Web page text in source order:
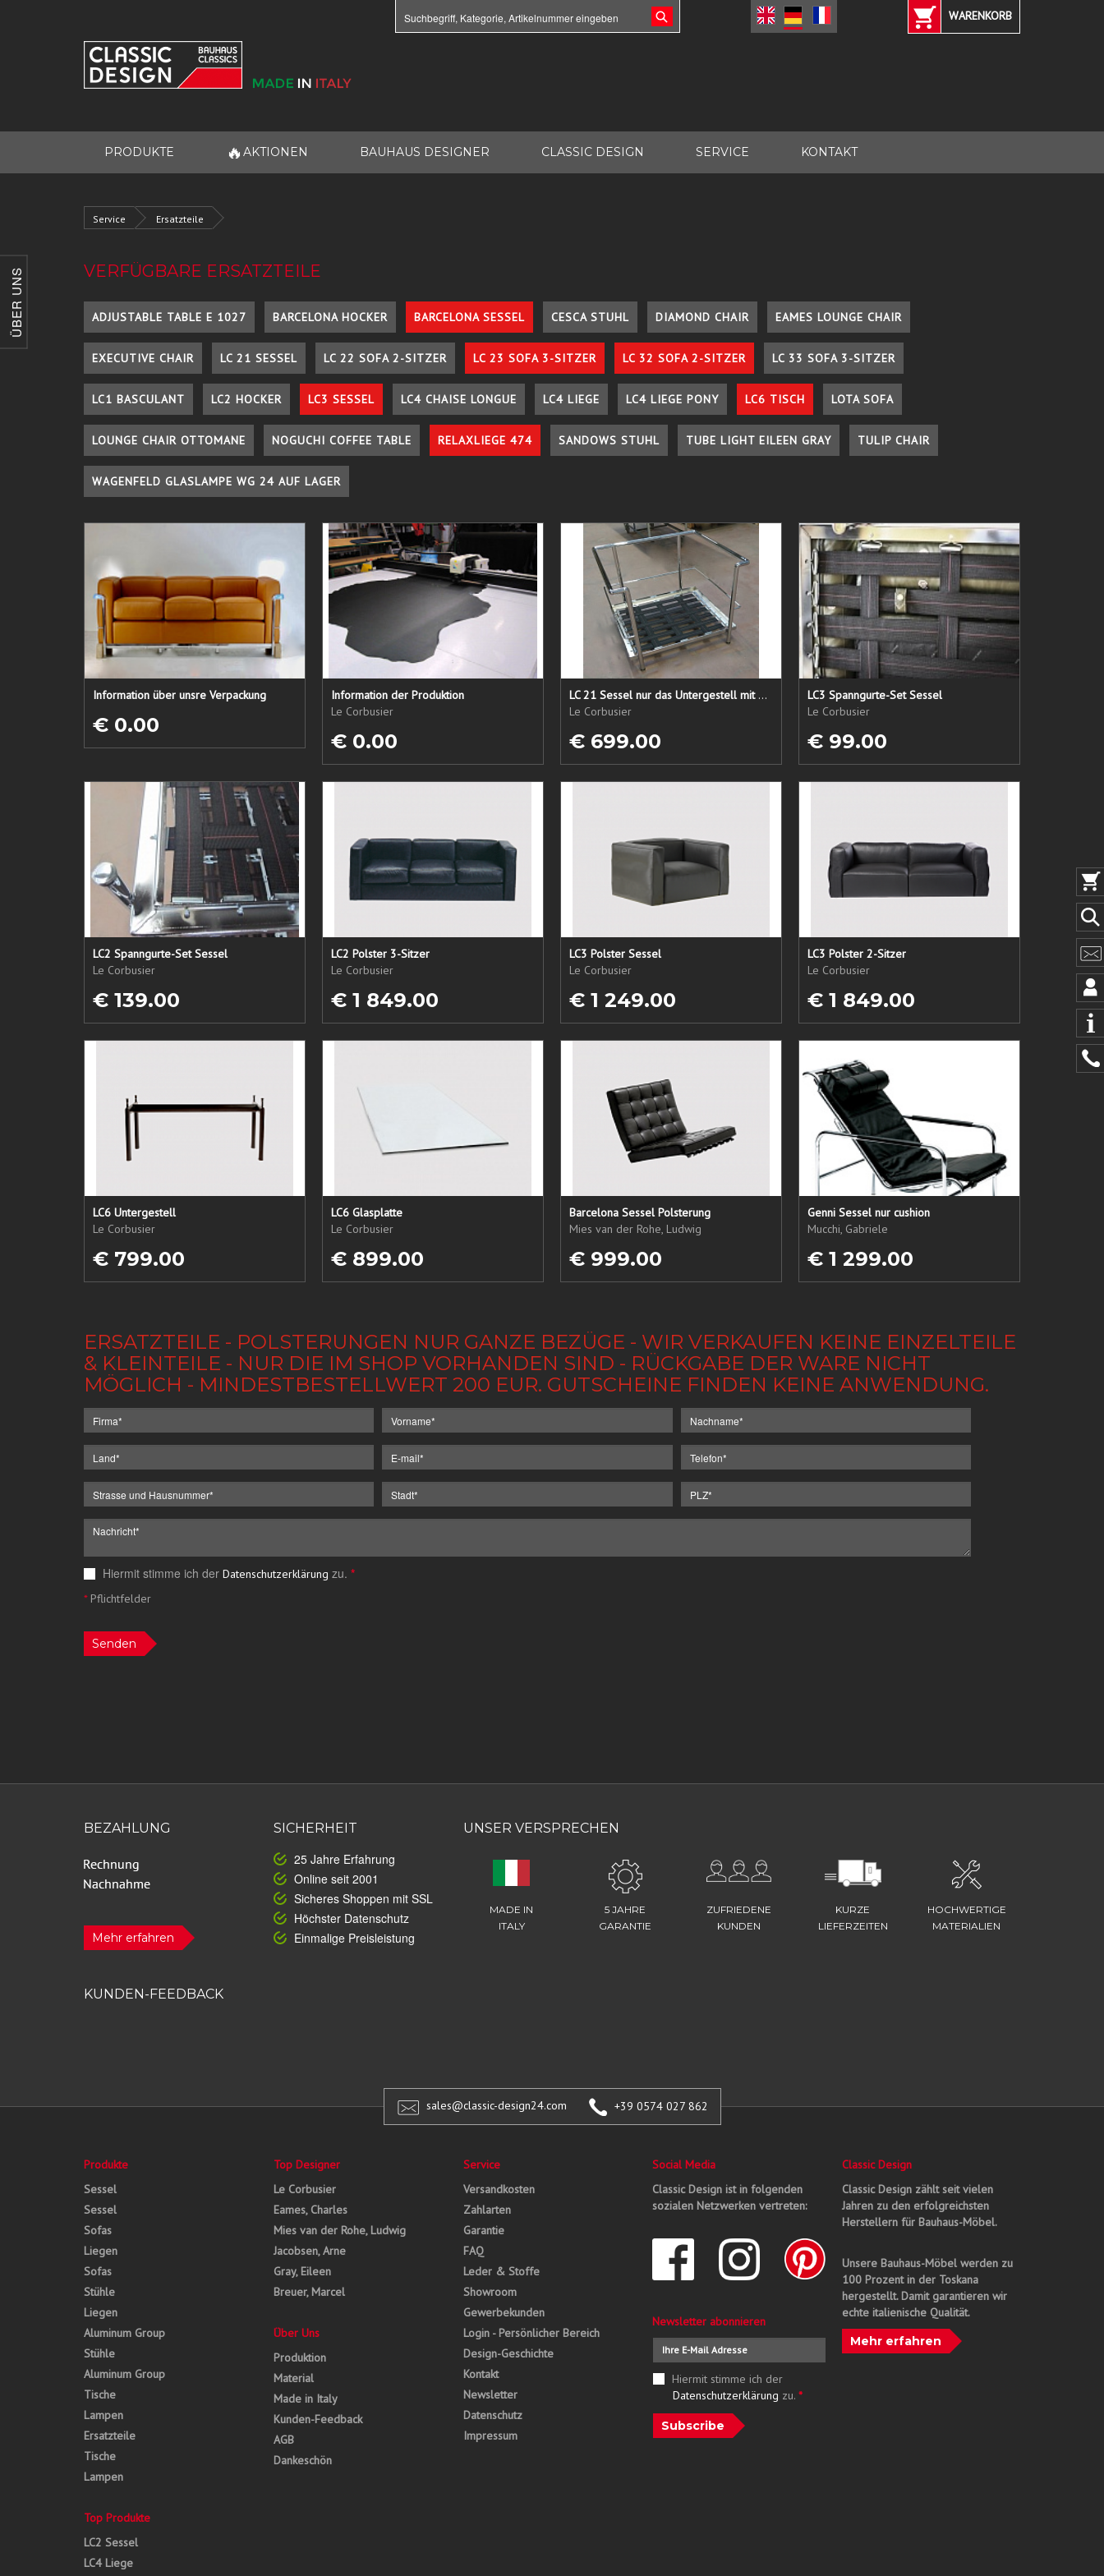
ÜBER UNS
WARENKORB
PRODUKTE 🔥 AKTIONEN BAUHAUS DESIGNER CLASSIC DESIGN SERVICE KONTAKT
Service Ersatzteile
VERFÜGBARE ERSATZTEILE
ADJUSTABLE TABLE E 1027 BARCELONA HOCKER BARCELONA SESSEL CESCA STUHL DIAMOND CHAIR EAMES LOUNGE CHAIR
EXECUTIVE CHAIR LC 21 SESSEL LC 22 SOFA 2-SITZER LC 23 SOFA 3-SITZER LC 32 SOFA 2-SITZER LC 33 SOFA 3-SITZER
LC1 BASCULANT LC2 HOCKER LC3 SESSEL LC4 CHAISE LONGUE LC4 LIEGE LC4 LIEGE PONY LC6 TISCH LOTA SOFA
LOUNGE CHAIR OTTOMANE NOGUCHI COFFEE TABLE RELAXLIEGE 474 SANDOWS STUHL TUBE LIGHT EILEEN GRAY TULIP CHAIR
WAGENFELD GLASLAMPE WG 24 AUF LAGER
Information über unsre Verpackung
€ 0.00
Information der Produktion
Le Corbusier
€ 0.00
LC 21 Sessel nur das Untergestell mit elastischen Straps
Le Corbusier
€ 699.00
LC3 Spanngurte-Set Sessel
Le Corbusier
€ 99.00
LC2 Spanngurte-Set Sessel
Le Corbusier
€ 139.00
LC2 Polster 3-Sitzer
Le Corbusier
€ 1 849.00
LC3 Polster Sessel
Le Corbusier
€ 1 249.00
LC3 Polster 2-Sitzer
Le Corbusier
€ 1 849.00
LC6 Untergestell
Le Corbusier
€ 799.00
LC6 Glasplatte
Le Corbusier
€ 899.00
Barcelona Sessel Polsterung
Mies van der Rohe, Ludwig
€ 999.00
Genni Sessel nur cushion
Mucchi, Gabriele
€ 1 299.00
ERSATZTEILE - POLSTERUNGEN NUR GANZE BEZÜGE - WIR VERKAUFEN KEINE EINZELTEILE
& KLEINTEILE - NUR DIE IM SHOP VORHANDEN SIND - RÜCKGABE DER WARE NICHT
MÖGLICH - MINDESTBESTELLWERT 200 EUR. GUTSCHEINE FINDEN KEINE ANWENDUNG.
Hiermit stimme ich der Datenschutzerklärung zu. *
*Pflichtfelder
Senden
BEZAHLUNG
Mehr erfahren
SICHERHEIT
25 Jahre Erfahrung
Online seit 2001
Sicheres Shoppen mit SSL
Höchster Datenschutz
Einmalige Preisleistung
UNSER VERSPRECHEN
MADE IN
ITALY
5 JAHRE
GARANTIE
ZUFRIEDENE
KUNDEN
KURZE
LIEFERZEITEN
HOCHWERTIGE
MATERIALIEN
KUNDEN-FEEDBACK
sales@classic-design24.com +39 0574 027 862
Produkte
Sessel
Sessel
Sofas
Liegen
Sofas
Stühle
Liegen
Aluminum Group
Stühle
Aluminum Group
Tische
Lampen
Ersatzteile
Tische
Lampen
Top Produkte
LC2 Sessel
LC4 Liege
Top Designer
Le Corbusier
Eames, Charles
Mies van der Rohe, Ludwig
Jacobsen, Arne
Gray, Eileen
Breuer, Marcel
Über Uns
Produktion
Material
Made in Italy
Kunden-Feedback
AGB
Dankeschön
Service
Versandkosten
Zahlarten
Garantie
FAQ
Leder & Stoffe
Showroom
Gewerbekunden
Login - Persönlicher Bereich
Design-Geschichte
Kontakt
Newsletter
Datenschutz
Impressum
Social Media
Classic Design ist in folgenden
sozialen Netzwerken vertreten:
Newsletter abonnieren
Hiermit stimme ich der
Datenschutzerklärung zu. *
Subscribe
Classic Design
Classic Design zählt seit vielen
Jahren zu den erfolgreichsten
Herstellern für Bauhaus-Möbel.
Unsere Bauhaus-Möbel werden zu
100 Prozent in der Toskana
hergestellt. Damit garantieren wir
echte italienische Qualität.
Mehr erfahren